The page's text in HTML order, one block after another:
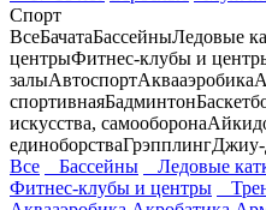
Спорт
ВсеБачатаБассейныЛедовые
центрыФитнес-клубы и
залыАвтоспортАквааэробика
спортивнаяБадминтон
искусства, самооборона
единоборстваГрэпплингДжиу-
Все
Бассейны Ледовые
Фитнес-клубы и центры